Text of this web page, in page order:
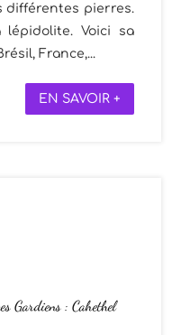
différentes pierres.
Voici sa
France,...
EN SAVOIR +
Gardiens : Cahethel